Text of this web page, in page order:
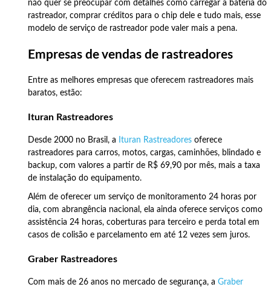
não quer se preocupar com detalhes como carregar a bateria do
rastreador, comprar créditos para o chip dele e tudo mais, esse
modelo de serviço de rastreador pode valer mais a pena.
Empresas de vendas de rastreadores
Entre as melhores empresas que oferecem rastreadores mais
baratos, estão:
Ituran Rastreadores
Desde 2000 no Brasil, a Ituran Rastreadores oferece
rastreadores para carros, motos, cargas, caminhões, blindado e
backup, com valores a partir de R$ 69,90 por mês, mais a taxa
de instalação do equipamento.
Além de oferecer um serviço de monitoramento 24 horas por
dia, com abrangência nacional, ela ainda oferece serviços como
assistência 24 horas, coberturas para terceiro e perda total em
casos de colisão e parcelamento em até 12 vezes sem juros.
Graber Rastreadores
Com mais de 26 anos no mercado de segurança, aGraber